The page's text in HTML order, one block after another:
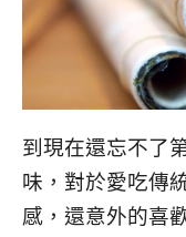
到現在還忘不了
味，對於愛吃傳
感，還意外的喜